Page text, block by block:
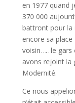
en 1977 quand
370 000
battront pour la
encore sa place
voisin….. le gars
avons rejoint la
Modernité.
Ce nous